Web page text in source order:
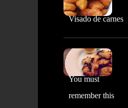
Visado de carnes
You must
remember this